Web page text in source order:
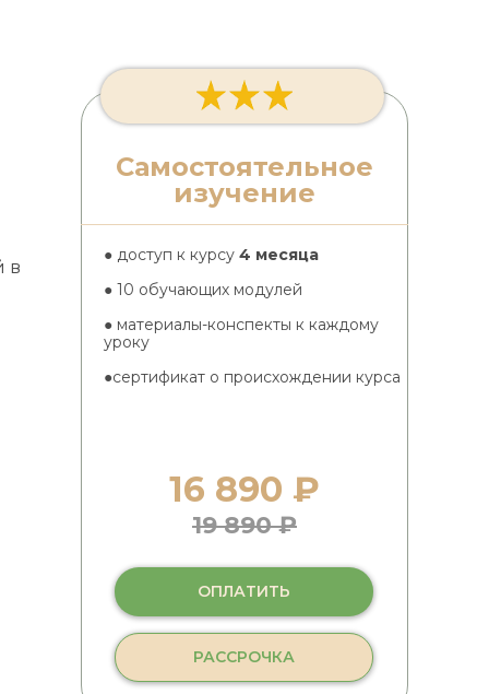
в
19 890 ₽
Самостоятельное
изучение
ОПЛАТИТЬ
РАССРОЧКА
● доступ к курсу 4 месяца
● 10 обучающих модулей
● материалы-конспекты к каждому
уроку
●сертификат о происхождении курса
16 890 ₽